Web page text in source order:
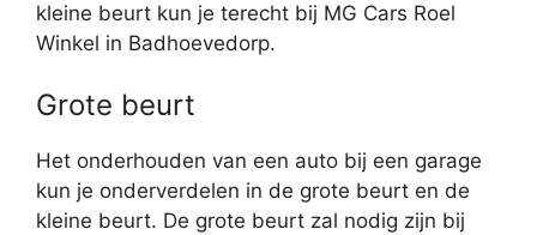
kleine beurt kun je terecht bij MG Cars Roel
Winkel in Badhoevedorp.
Grote beurt
Het onderhouden van een auto bij een garage
kun je onderverdelen in de grote beurt en de
kleine beurt. De grote beurt zal nodig zijn bij